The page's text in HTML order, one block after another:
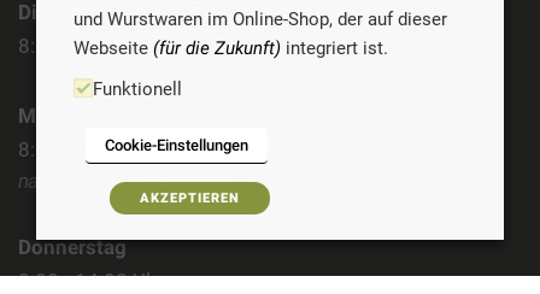
Dienstag
8:00 - 14:00 Uhr
Mittwoch
8:00 - 14:00 Uhr
nachmittags geschlossen
Donnerstag
8:00 - 14:00 Uhr
und Wurstwaren im Online-Shop, der auf dieser
Webseite (für die Zukunft) integriert ist.
Funktionell
Cookie-Einstellungen
AKZEPTIEREN